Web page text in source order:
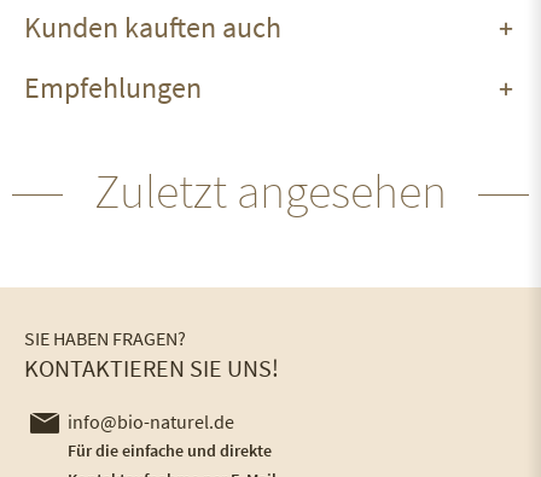
Kunden kauften auch
Empfehlungen
Zuletzt angesehen
SIE HABEN FRAGEN?
KONTAKTIEREN SIE UNS!
info@bio-naturel.de
Für die einfache und direkte